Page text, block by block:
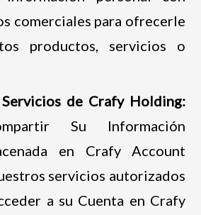
comerciales para ofrecerle
productos, servicios o
de Crafy Holding:
Su Información
en Crafy Account
servicios autorizados
a su Cuenta en Crafy